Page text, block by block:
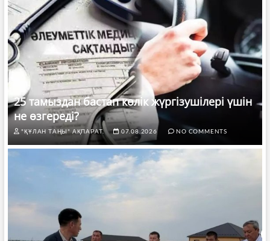
25 тамыздан бастап көлік жүргізушілері үшін
не өзгереді?
"ҚҰЛАН ТАҢЫ" АҚПАРАТ. 07.08.2026 NO COMMENTS